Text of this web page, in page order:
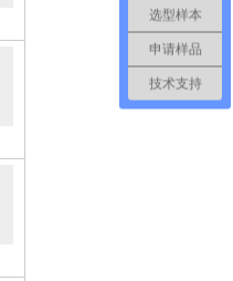
选型样本
申请样品
技术支持